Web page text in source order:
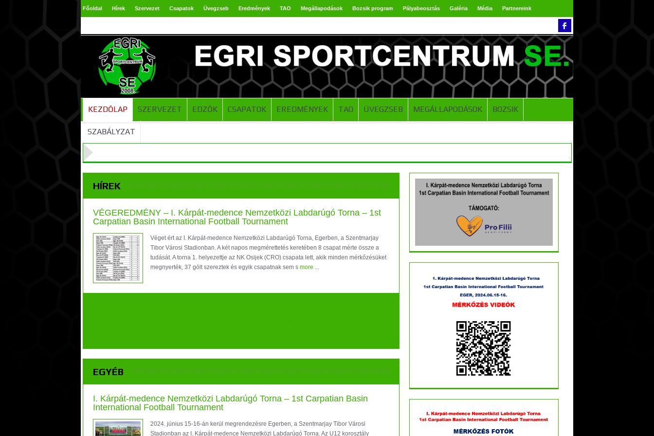
Főoldal Hírek Szervezet Csapatok Üvegzseb Eredmények TAO Megállapodások Bozsik program Pályabeosztás Galéria Média Partnereink
KEZDŐLAP SZERVEZET EDZŐK CSAPATOK EREDMÉNYEK TAO ÜVEGZSEB MEGÁLLAPODÁSOK BOZSIK
SZABÁLYZAT
HÍREK
VÉGEREDMÉNY – I. Kárpát-medence Nemzetközi Labdarúgó Torna – 1st
Carpatian Basin International Football Tournament
Véget ért az I. Kárpát-medence Nemzetközi Labdarúgó Torna, Egerben, a Szentmarjay
Tibor Városi Stadionban. A két napos megmérettetés keretében 8 csapat mérte össze a
tudását. A torna 1. helyezettje az NK Osijek (CRO) csapata lett, akik minden mérkőzésüket
megnyerték, 37 gólt szereztek és egyik csapatnak sem s more ...
EGYÉB
I. Kárpát-medence Nemzetközi Labdarúgó Torna – 1st Carpatian Basin
International Football Tournament
2024. június 15-16-án kerül megrendezésre Egerben, a Szentmarjay Tibor Városi
Stadionban az I. Kárpát-medence Nemzetközi Labdarúgó Torna. Az U12 korosztály